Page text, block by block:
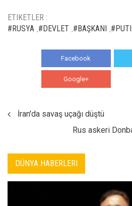
ETIKETLER :
#RUSYA #DEVLET #BAŞKANI
Facebook
Google+
İran'da savaş uçağı düştü
Rus askeri
DÜNYA HABERLERI